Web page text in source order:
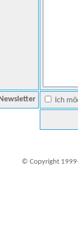
Newsletter Ich
© Copyright